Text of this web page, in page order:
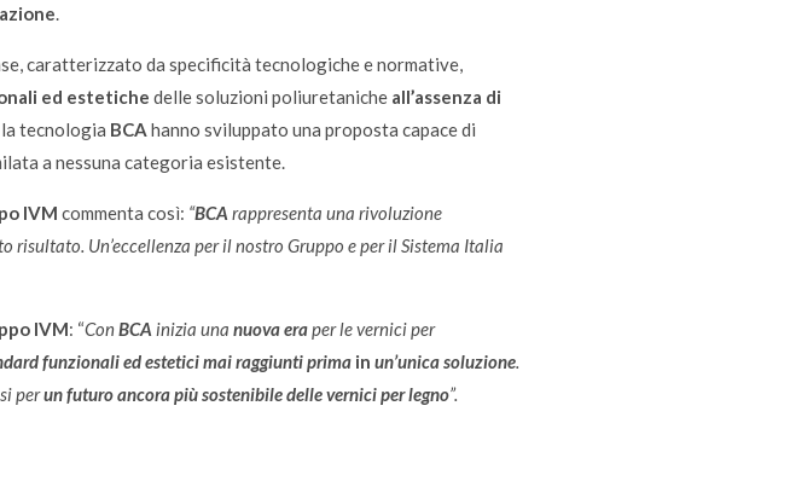
.
caratterizzato da specificità tecnologiche e normative,
ed estetiche delle soluzioni poliuretaniche all’assenza di
tecnologia BCA hanno sviluppato una proposta capace di
a nessuna categoria esistente.
IVM commenta così: “BCA rappresenta una rivoluzione
Un’eccellenza per il nostro Gruppo e per il Sistema Italia
IVM: “ConBCA inizia una nuova eraper le vernici per
funzionali ed estetici mai raggiunti prima in un’unica soluzione.
perun futuro ancora più sostenibile delle vernici per legno”.